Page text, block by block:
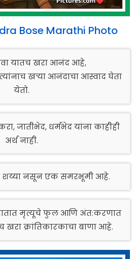
Bose Marathi Photo
यातच खरा आनंद आहे,
खऱ्या आनंदाचा आस्वाद घेता
येतो.
जातीभेद, धर्मभेद यांना काहीही
अर्थ नाही.
नसून एक समरभूमी आहे.
मृत्यूचे फुल आणि अंत:करणात
खरा क्रांतिकारकाचा बाणा आहे.